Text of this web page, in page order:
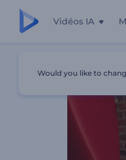
Vidéos IA
Would you like to